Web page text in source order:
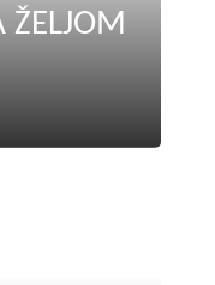
ŽELJOM